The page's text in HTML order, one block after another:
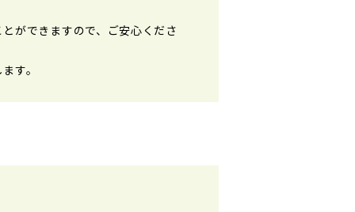
ができますので、ご安心くださ
す。